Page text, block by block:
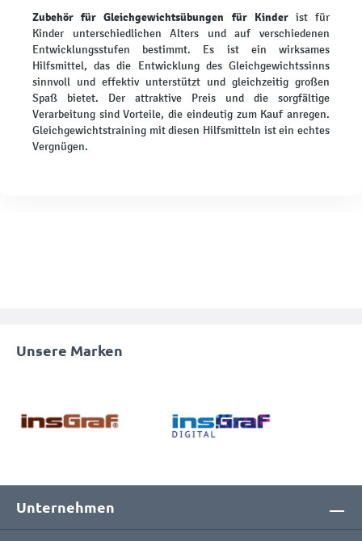
Zubehör für Gleichgewichtsübungen für Kinderist für
Kinder unterschiedlichen Alters und auf verschiedenen
Entwicklungsstufen bestimmt. Es ist ein wirksames
Hilfsmittel, das die Entwicklung des Gleichgewichtssinns
sinnvoll und effektiv unterstützt und gleichzeitig großen
Spaß bietet. Der attraktive Preis und die sorgfältige
Verarbeitung sind Vorteile, die eindeutig zum Kauf anregen.
Gleichgewichtstraining mit diesen Hilfsmitteln ist ein echtes
Vergnügen.
Unsere Marken
Unternehmen